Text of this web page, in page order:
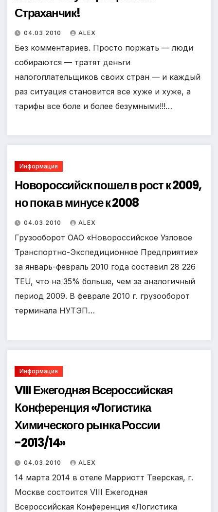
Страханчик!
04.03.2010 ALEX
Без комментариев. Просто поржать — люди
собираются — тратят деньги
налогоплательщиков своих стран — и каждый
раз ситуация становится все хуже и хуже, а
тарифы все боле и более безумными!!!…
Информация
Новороссийск пошел в рост к 2009,
но пока в минусе к 2008
04.03.2010 ALEX
Грузооборот ОАО «Новороссийское Узловое
Транспортно-Экспедиционное Предприятие»
за январь-февраль 2010 года составил 28 226
TEU, что на 35% больше, чем за аналогичный
период 2009. В феврале 2010 г. грузооборот
терминала НУТЭП…
Информация
VIII Ежегодная Всероссийская
Конференция «Логистика
Химического рынка России
-2013/14»
04.03.2010 ALEX
14 марта 2014 в отеле Марриотт Тверская, г.
Москве состоится VIII Ежегодная
Всероссийская Конференция «Логистика